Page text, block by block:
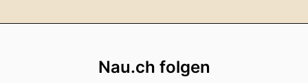
Nau.ch folgen